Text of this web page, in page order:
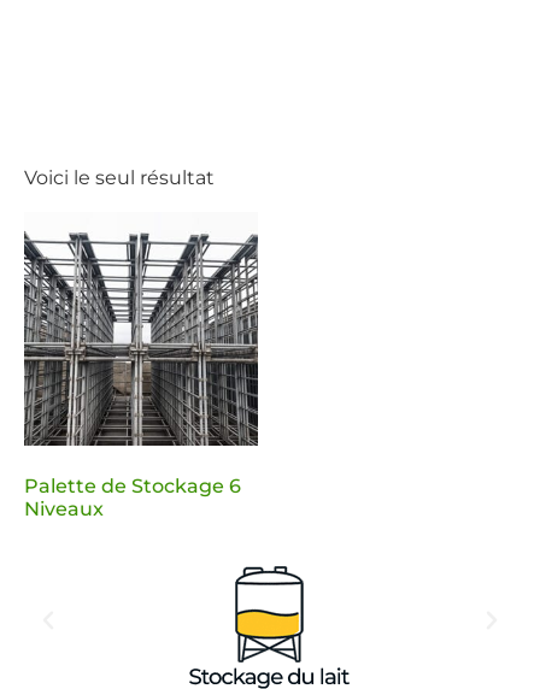
Voici le seul résultat
Palette de Stockage 6
Niveaux